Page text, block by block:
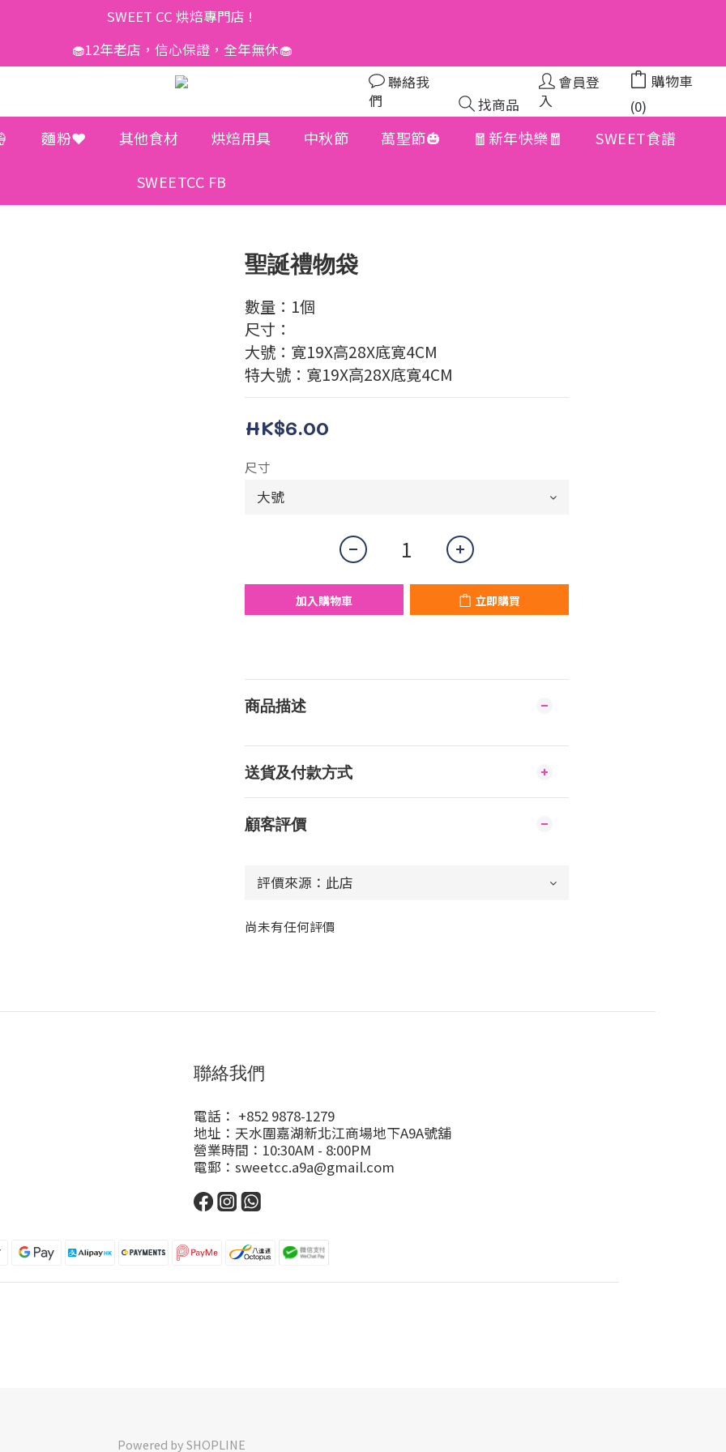
SWEET CC 烘焙專門店 !
🧁12年老店，信心保證，全年無休🧁
聯絡我
們
找商品
會員登
入
購物車
(0)
麵粉❤️ 其他食材 烘焙用具 中秋節 萬聖節🎃 🧧新年快樂🧧 SWEET食譜
SWEETCC FB
聖誕禮物袋
數量：1個
尺寸：
大號：寛19X高28X底寛4CM
特大號：寛19X高28X底寛4CM
HK$6.00
尺寸
加入購物車 立即購買
商品描述
送貨及付款方式
顧客評價
尚未有任何評價
聯絡我們
電話： +852 9878-1279
地址：天水圍嘉湖新北江商場地下A9A號舖
營業時間：10:30AM - 8:00PM
電郵：sweetcc.a9a@gmail.com
Powered by SHOPLINE